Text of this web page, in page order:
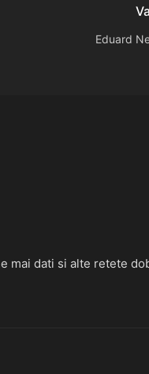
Eduard
mai dati si alte retete